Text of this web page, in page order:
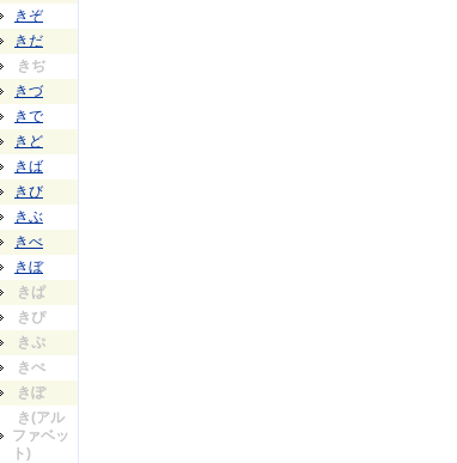
きぞ
きだ
きぢ
きづ
きで
きど
きば
きび
きぶ
きべ
きぼ
きぱ
きぴ
きぷ
きぺ
きぽ
き(アル
ファベッ
ト)